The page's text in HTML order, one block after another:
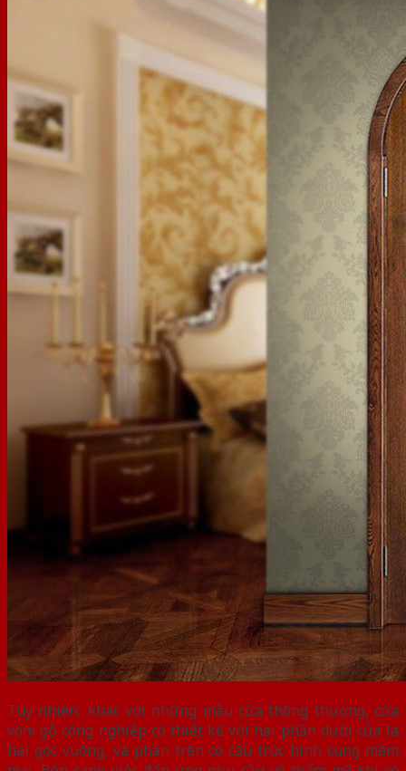
Tuy nhiên, khác với những mẫu cửa thông thường, cửa
vòm gỗ công nghiệp có thiết kế với hai phần dưới cửa là
hai góc vuông, và phần trên có cấu trúc hình cung mềm